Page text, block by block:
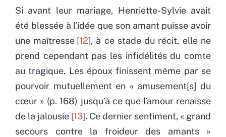
Si avant leur mariage, Henriette-Sylvie avait
été blessée à l’idée que son amant puisse avoir
une maîtresse 12 , à ce stade du récit, elle ne
prend cependant pas les infidélités du comte
au tragique. Les époux finissent même par se
pourvoir mutuellement en « amusement[s] du
cœur » (p. 168) jusqu’à ce que l’amour renaisse
de la jalousie 13 . Ce dernier sentiment, « grand
secours contre la froideur des amants »